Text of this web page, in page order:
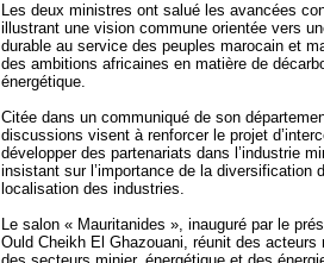
Les deux ministres ont salué les avancées
illustrant une vision commune orientée vers
durable au service des peuples marocain et
des ambitions africaines en matière de
énergétique.
Citée dans un communiqué de son
discussions visent à renforcer le projet
développer des partenariats dans l’industrie
insistant sur l’importance de la diversification
localisation des industries.
Le salon « Mauritanides », inauguré par le
Ould Cheikh El Ghazouani, réunit des acteurs